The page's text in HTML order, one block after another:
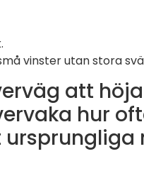
vinster utan stora
att
hur